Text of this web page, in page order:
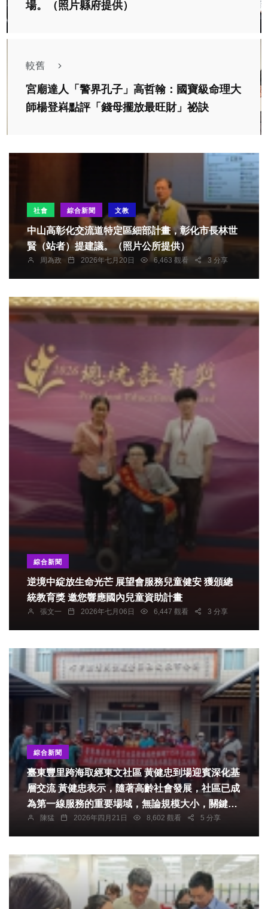
場。（照片縣府提供）
較舊
宮廟達人「警界孔子」高哲翰：國寶級命理大
師楊登嵙點評「錢母擺放最旺財」祕訣
社會 綜合新聞 文教
中山高彰化交流道特定區細部計畫，彰化市長林世
賢（站者）提建議。（照片公所提供）
周為政 2026年七月20日 6,463 觀看 3 分享
綜合新聞
逆境中綻放生命光芒 展望會服務兒童健安 獲頒總
統教育獎 邀您響應國內兒童資助計畫
張文一 2026年七月06日 6,447 觀看 3 分享
綜合新聞
臺東豐里跨海取經東文社區 黃健忠到場迎賓深化基
層交流 黃健忠表示，隨著高齡社會發展，社區已成
為第一線服務的重要場域，無論規模大小，關鍵在
於能否穩定提供日常支持。東文與豐里分別位處離
島與東部地區，背景條件不同，但面對的人口結構
驗彼此流動，將實際可行的做法帶回地方落實，是
當前社區發展的重要方向。
陳猛 2026年四月21日 8,602 觀看 5 分享